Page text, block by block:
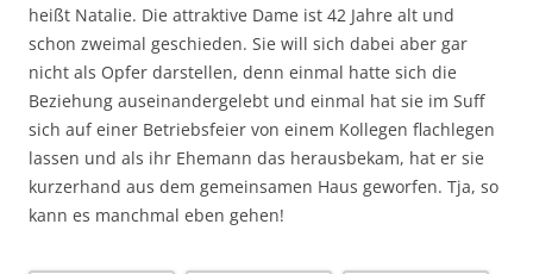
heißt Natalie. Die attraktive Dame ist 42 Jahre alt und
schon zweimal geschieden. Sie will sich dabei aber gar
nicht als Opfer darstellen, denn einmal hatte sich die
Beziehung auseinandergelebt und einmal hat sie im Suff
sich auf einer Betriebsfeier von einem Kollegen flachlegen
lassen und als ihr Ehemann das herausbekam, hat er sie
kurzerhand aus dem gemeinsamen Haus geworfen. Tja, so
kann es manchmal eben gehen!